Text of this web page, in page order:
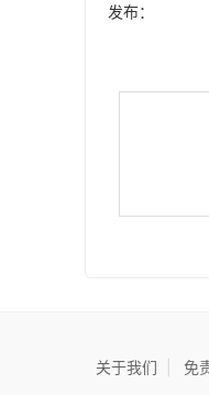
发布：
关于我们 免